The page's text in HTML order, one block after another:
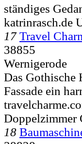
ständiges
katrinrasch.de
17 Travel
38855
Wernigerode
Das Gothische
Fassade ein
Doppelzimmer
18